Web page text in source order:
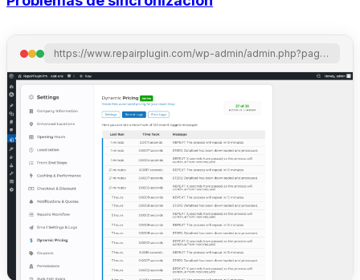
https://www.repairplugin.com/wp-admin/admin.php?page=wp_repair_settings&section=dynamic_pricing